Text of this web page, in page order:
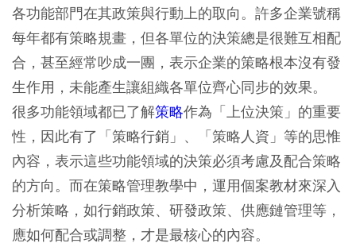
各功能部門在其政策與行動上的取向。許多企業號稱
每年都有策略規畫，但各單位的決策總是很難互相配
合，甚至經常吵成一團，表示企業的策略根本沒有發
生作用，未能產生讓組織各單位齊心同步的效果。
很多功能領域都已了解策略作為「上位決策」的重要
性，因此有了「策略行銷」、「策略人資」等的思惟
內容，表示這些功能領域的決策必須考慮及配合策略
的方向。而在策略管理教學中，運用個案教材來深入
分析策略，如行銷政策、研發政策、供應鏈管理等，
應如何配合或調整，才是最核心的內容。